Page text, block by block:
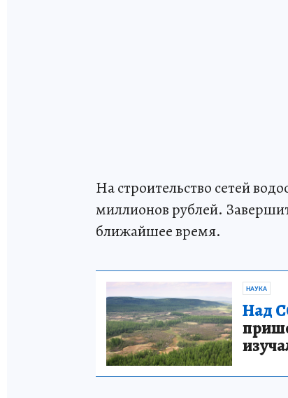
На строительство сетей
миллионов рублей.
ближайшее время.
НАУКА
Над